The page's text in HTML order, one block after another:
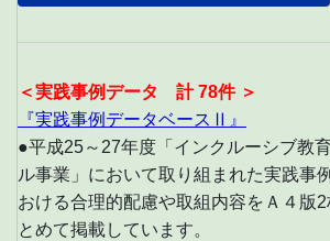
＜実践事例データ 計 78件 ＞
『実践事例データベースⅡ』
●平成25～27年度「インクルーシブ教
ル事業」において取り組まれた実践事
おける合理的配慮や取組内容をＡ４版
とめて掲載しています。